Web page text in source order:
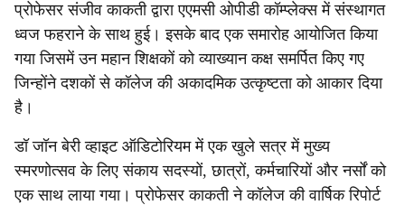
प्रोफेसर संजीव काकती द्वारा एएमसी ओपीडी कॉम्प्लेक्स में संस्थागत
ध्वज फहराने के साथ हुई। इसके बाद एक समारोह आयोजित किया
गया जिसमें उन महान शिक्षकों को व्याख्यान कक्ष समर्पित किए गए
जिन्होंने दशकों से कॉलेज की अकादमिक उत्कृष्टता को आकार दिया
है।
डॉ जॉन बेरी व्हाइट ऑडिटोरियम में एक खुले सत्र में मुख्य
स्मरणोत्सव के लिए संकाय सदस्यों, छात्रों, कर्मचारियों और नर्सों को
एक साथ लाया गया। प्रोफेसर काकती ने कॉलेज की वार्षिक रिपोर्ट